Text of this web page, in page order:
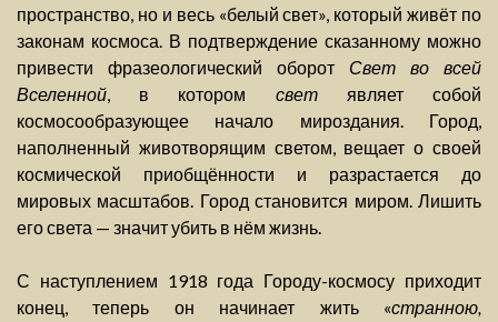
пространство, но и весь «белый свет», который живёт по
законам космоса. В подтверждение сказанному можно
привести фразеологический оборот Свет во всей
Вселенной, в котором светявляет собой
космосообразующее начало мироздания. Город,
наполненный животворящим светом, вещает о своей
космической приобщённости и разрастается до
мировых масштабов. Город становится миром. Лишить
его света — значит убить в нём жизнь.
С наступлением 1918 года Городу-космосу приходит
конец, теперь он начинает жить «странною,